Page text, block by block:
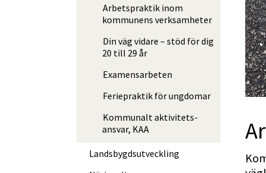
Arbetspraktik inom
kommunens verksamheter
Din väg vidare – stöd för dig
20 till 29 år
Examens­arbeten
Feriepraktik för ungdomar
Kommunalt aktivitets­
ansvar, KAA
Landsbygds­ut­veckling